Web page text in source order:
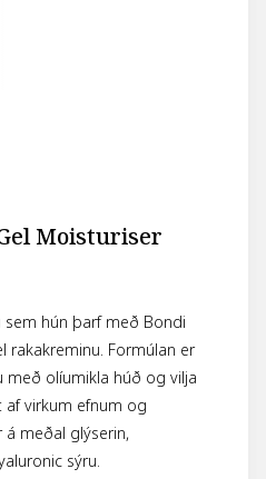
Moisturiser
hún þarf með Bondi
rakakreminu. Formúlan er
með olíumikla húð og vilja
af virkum efnum og
meðal glýserin,
sýru.